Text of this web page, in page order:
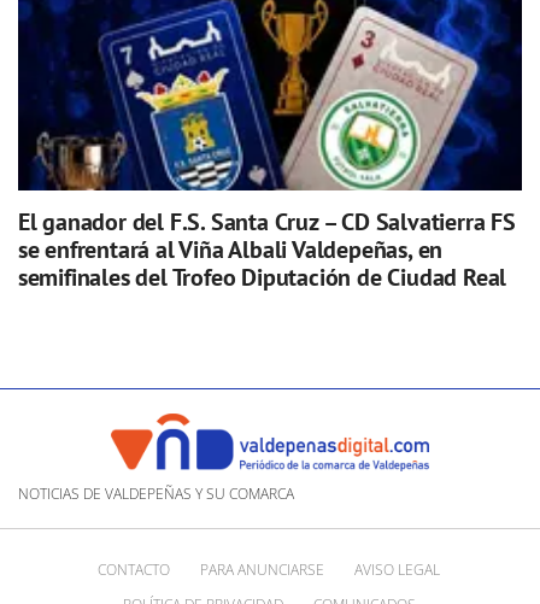
El ganador del F.S. Santa Cruz – CD Salvatierra FS
se enfrentará al Viña Albali Valdepeñas, en
semifinales del Trofeo Diputación de Ciudad Real
NOTICIAS DE VALDEPEÑAS Y SU COMARCA
CONTACTO PARA ANUNCIARSE
AVISO LEGAL